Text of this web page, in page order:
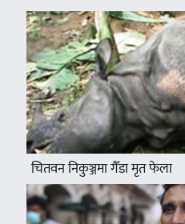
चितवन निकुञ्जमा गैँडा मृत फेला